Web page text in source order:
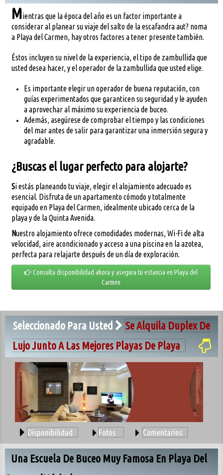
Mientras que la época del año es un factor importante a
considerar al planear su viaje del salto de la escafandra aut? noma
a Playa del Carmen, hay otros factores a tener presente también.
Éstos incluyen su nivel de la experiencia, el tipo de zambullida que
usted desea hacer, y el operador de la zambullida que usted elige.
Es importante elegir un operador de buena reputación, con
guías experimentados que garanticen su seguridad y le ayuden
a aprovechar al máximo su experiencia de buceo.
Además, asegúrese de comprobar el tiempo y las condiciones
del mar antes de salir para garantizar una inmersión segura y
agradable.
¿Buscas el lugar perfecto para alojarte?
Si estás planeando tu viaje, elegir el alojamiento adecuado es
esencial. Disfruta de un apartamento cómodo y totalmente
equipado en Playa del Carmen, idealmente ubicado cerca de la
playa y de la Quinta Avenida.
Nuestro alojamiento ofrece comodidades modernas, Wi-Fi de alta
velocidad, aire acondicionado y acceso a una piscina en la azotea,
perfecta para relajarte después de un día de exploración.
Consulta disponibilidad ahora y asegura tu estancia en Playa del
Carmen
Seleccionado Para Usted
Se Alquila Duplex De
Lujo Junto A Las Mejores Playas De Playa
Disponibilidad Fotos Comentarios
Una Escuela De Buceo Muy Famosa En Playa Del